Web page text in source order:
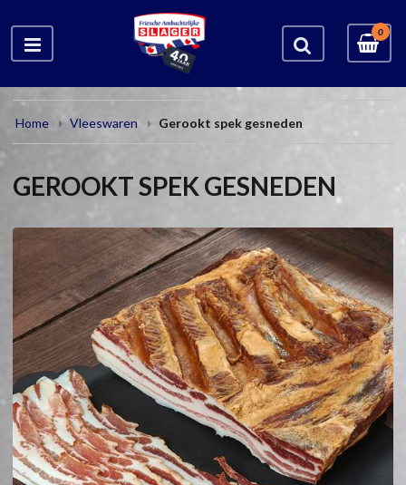
0
Home Vleeswaren Gerookt spek gesneden
GEROOKT SPEK GESNEDEN